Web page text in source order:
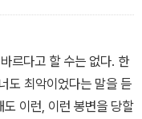
르다고 할 수는 없다. 한
도 최악이었다는 말을 듣
이런, 이런 봉변을 당할